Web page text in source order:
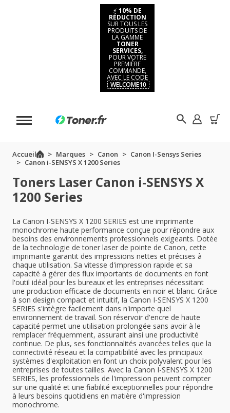
⚡ 10% DE
RÉDUCTION
SUR TOUS LES
PRODUITS DE
LA GAMME
TONER
SERVICES,
POUR VOTRE
PREMIÈRE
COMMANDE,
AVEC LE CODE
WELCOME10
Accueil Marques Canon
Canon I-Sensys Series
Canon i-SENSYS X 1200 Series
Toners Laser Canon i-SENSYS X
1200 Series
La Canon I-SENSYS X 1200 SERIES est une imprimante
monochrome haute performance conçue pour répondre aux
besoins des environnements professionnels exigeants. Dotée
de la technologie de toner laser de pointe de Canon, cette
imprimante garantit des impressions nettes et précises à
chaque utilisation. Sa vitesse d'impression rapide et sa
capacité à gérer des flux importants de documents en font
l'outil idéal pour les bureaux et les entreprises nécessitant
une production efficace de documents en noir et blanc. Grâce
à son design compact et intuitif, la Canon I-SENSYS X 1200
SERIES s'intègre facilement dans n'importe quel
environnement de travail. Son réservoir d'encre de haute
capacité permet une utilisation prolongée sans avoir à le
remplacer fréquemment, assurant ainsi une productivité
continue. De plus, ses fonctionnalités avancées telles que la
connectivité réseau et la compatibilité avec les principaux
systèmes d'exploitation en font un choix polyvalent pour les
entreprises de toutes tailles. Avec la Canon I-SENSYS X 1200
SERIES, les professionnels de l'impression peuvent compter
sur une qualité et une fiabilité exceptionnelles pour répondre
à leurs besoins quotidiens en matière d'impression
monochrome.